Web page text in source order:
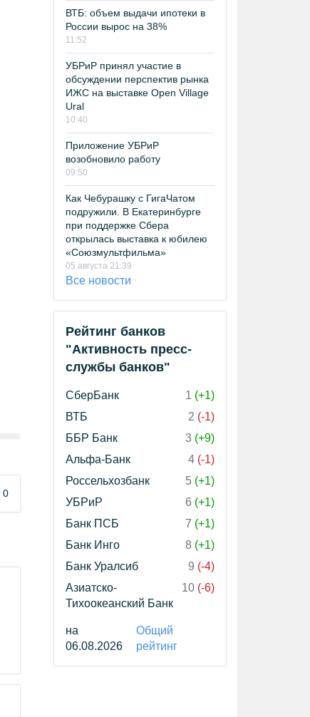
0
ВТБ: объем выдачи ипотеки в
России вырос на 38%
11:52
УБРиР принял участие в
обсуждении перспектив рынка
ИЖС на выставке Open Village
Ural
10:40
Приложение УБРиР
возобновило работу
09:50
Как Чебурашку с ГигаЧатом
подружили. В Екатеринбурге
при поддержке Сбера
открылась выставка к юбилею
«Союзмультфильма»
05 августа 21:39
Все новости
Рейтинг банков
"Активность пресс-
службы банков"
СберБанк 1 (+1)
ВТБ
2 (-1)
ББР Банк
3 (+9)
Альфа-Банк
4 (-1)
Россельхозбанк
5 (+1)
УБРиР
6 (+1)
Банк ПСБ
7 (+1)
Банк Инго
8 (+1)
Банк Уралсиб
9 (-4)
Азиатско-
Тихоокеанский Банк
10 (-6)
на
06.08.2026
Общий
рейтинг